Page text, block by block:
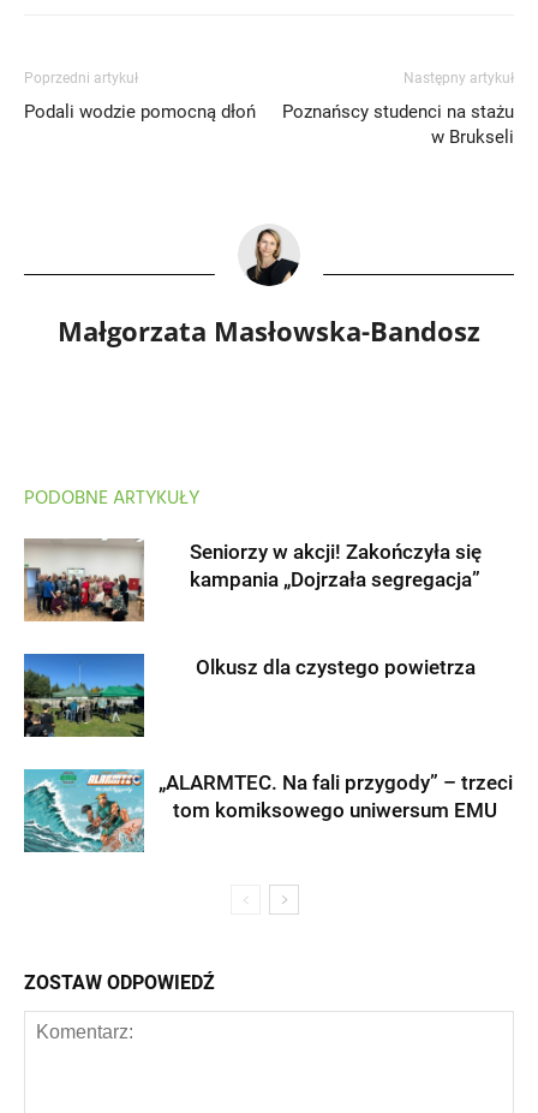
Poprzedni artykuł
Podali wodzie pomocną dłoń
Następny artykuł
Poznańscy studenci na stażu
w Brukseli
Małgorzata Masłowska-Bandosz
PODOBNE ARTYKUŁY
Seniorzy w akcji! Zakończyła się
kampania „Dojrzała segregacja”
Olkusz dla czystego powietrza
„ALARMTEC. Na fali przygody” – trzeci
tom komiksowego uniwersum EMU
ZOSTAW ODPOWIEDŹ